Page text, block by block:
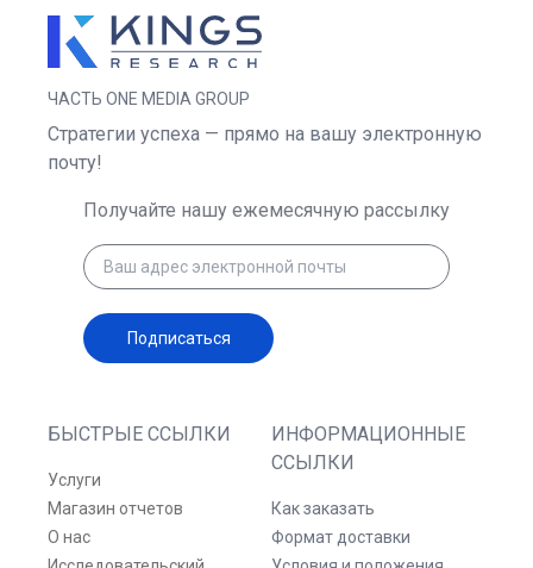
ЧАСТЬ ONE MEDIA GROUP
БЫСТРЫЕ ССЫЛКИ
Услуги
Магазин отчетов
О нас
ИНФОРМАЦИОННЫЕ
ССЫЛКИ
Как заказать
Формат доставки
Стратегии успеха — прямо на вашу электронную
почту!
Получайте нашу ежемесячную рассылку
Подписаться